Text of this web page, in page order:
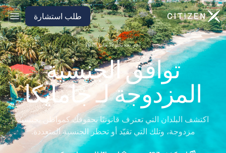
الانتقال إلى الصفحة الرئيسية لـ CitizenX طلب استشارة
آخر تحديث: 19 مايو 2026
توافق الجنسية
المزدوجة لـ جامايكا
اكتشف البلدان التي تعترف قانونيًا بحقوقك كمواطن بجنسية
مزدوجة، وتلك التي تقيّد أو تحظر الجنسية المتعددة.